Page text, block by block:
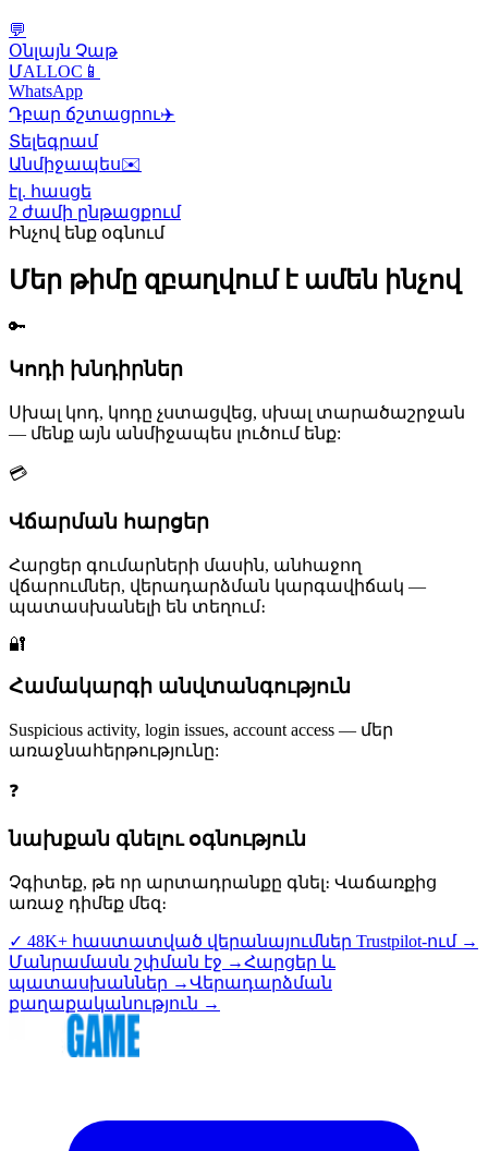
💬
Օնլայն Չաթ
ՄALLOC 📱
WhatsApp
Դբար ճշտացրու✈️
Տելեգրամ
Անմիջապես✉️
էլ. հասցե
2 ժամի ընթացքում
Ինչով ենք օգնում
Մեր թիմը զբաղվում է ամեն ինչով
🔑
Կոդի խնդիրներ
Սխալ կոդ, կոդը չստացվեց, սխալ տարածաշրջան
— մենք այն անմիջապես լուծում ենք:
💳
Վճարման հարցեր
Հարցեր գումարների մասին, անհաջող
վճարումներ, վերադարձման կարգավիճակ —
պատասխանելի են տեղում։
🔐
Համակարգի անվտանգություն
Suspicious activity, login issues, account access — մեր
առաջնահերթությունը:
❓
նախքան գնելու օգնություն
Չգիտեք, թե որ արտադրանքը գնել։ Վաճառքից
առաջ դիմեք մեզ։
✓ 48K+ հաստատված վերանայումներ Trustpilot-ում →
Մանրամասն շփման էջ →Հարցեր և
պատասխաններ →Վերադարձման
քաղաքականություն →